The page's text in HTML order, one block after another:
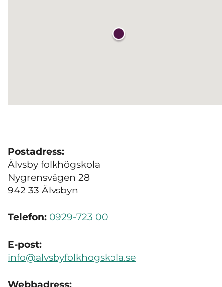
Postadress:
Älvsby folkhögskola
Nygrensvägen 28
942 33 Älvsbyn
Telefon: 0929-723 00
E-post:
info@alvsbyfolkhogskola.se
Webbadress: